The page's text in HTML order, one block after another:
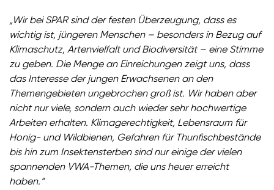
„Wir bei SPAR sind der festen Überzeugung, dass es
wichtig ist, jüngeren Menschen – besonders in Bezug auf
Klimaschutz, Artenvielfalt und Biodiversität – eine Stimme
zu geben. Die Menge an Einreichungen zeigt uns, dass
das Interesse der jungen Erwachsenen an den
Themengebieten ungebrochen groß ist. Wir haben aber
nicht nur viele, sondern auch wieder sehr hochwertige
Arbeiten erhalten. Klimagerechtigkeit, Lebensraum für
Honig- und Wildbienen, Gefahren für Thunfischbestände
bis hin zum Insektensterben sind nur einige der vielen
spannenden VWA-Themen, die uns heuer erreicht
haben.“